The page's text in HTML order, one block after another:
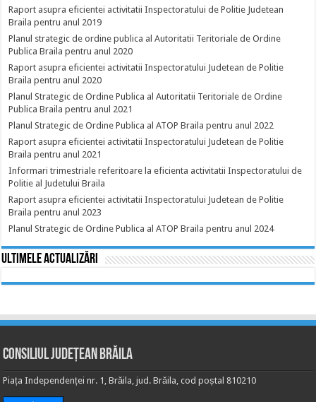
Raport asupra eficientei activitatii Inspectoratului de Politie Judetean
Braila pentru anul 2019
Planul strategic de ordine publica al Autoritatii Teritoriale de Ordine
Publica Braila pentru anul 2020
Raport asupra eficientei activitatii Inspectoratului Judetean de Politie
Braila pentru anul 2020
Planul Strategic de Ordine Publica al Autoritatii Teritoriale de Ordine
Publica Braila pentru anul 2021
Planul Strategic de Ordine Publica al ATOP Braila pentru anul 2022
Raport asupra eficientei activitatii Inspectoratului Judetean de Politie
Braila pentru anul 2021
Informari trimestriale referitoare la eficienta activitatii Inspectoratului de
Politie al Judetului Braila
Raport asupra eficientei activitatii Inspectoratului Judetean de Politie
Braila pentru anul 2023
Planul Strategic de Ordine Publica al ATOP Braila pentru anul 2024
Ultimele actualizări
Consiliul Județean Brăila
Piața Independenței nr. 1, Brăila, jud. Brăila, cod poștal 810210